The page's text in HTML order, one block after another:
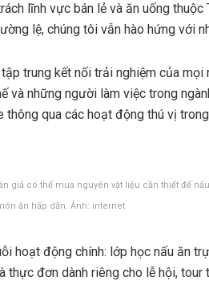
lĩnh vực bán lẻ và ăn uống
lệ, chúng tôi vẫn hào hứng với
trung kết nối trải nghiệm của
và những người làm việc trong
thông qua các hoạt động thú vị
giả có thể mua nguyên vật liệu cần thiết để
ăn hấp dẫn. Ảnh: internet
hoạt động chính: lớp học nấu ăn
thực đơn dành riêng cho lễ hội,